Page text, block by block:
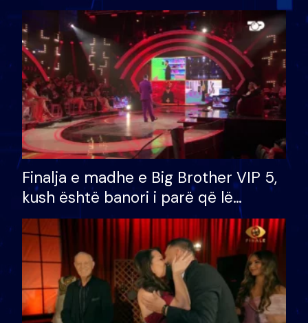
Finalja e madhe e Big Brother VIP 5,
kush është banori i parë që lë
shtëpinë dhe humb mundësinë për
të fituar çmimin e madh